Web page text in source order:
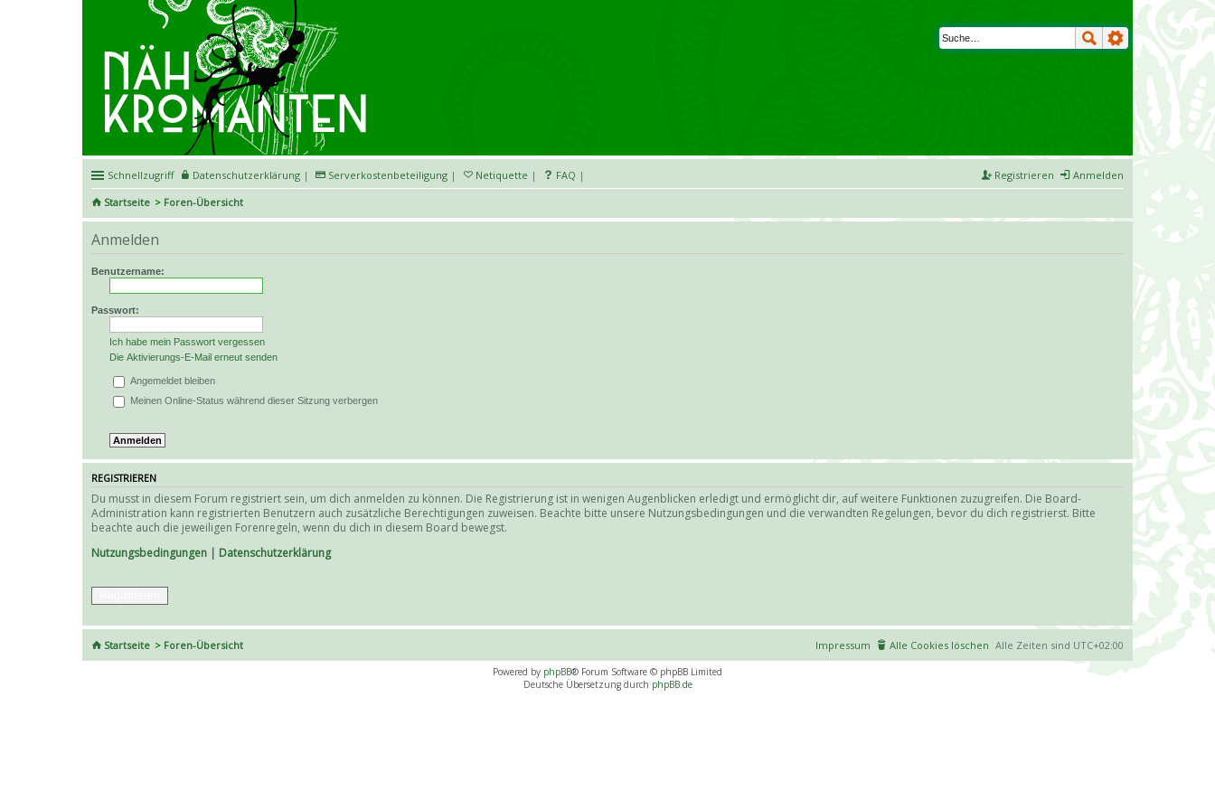
Schnellzugriff Datenschutzerklärung | Serverkostenbeteiligung | Netiquette | FAQ | Anmelden
Registrieren
Startseite
Foren-Übersicht
Anmelden
Benutzername:
Passwort:
Ich habe mein Passwort vergessen
Die Aktivierungs-E-Mail erneut senden
Angemeldet bleiben
Meinen Online-Status während dieser Sitzung verbergen
REGISTRIEREN
Du musst in diesem Forum registriert sein, um dich anmelden zu können. Die Registrierung ist in wenigen Augenblicken erledigt und ermöglicht dir, auf weitere Funktionen zuzugreifen. Die Board-
Administration kann registrierten Benutzern auch zusätzliche Berechtigungen zuweisen. Beachte bitte unsere Nutzungsbedingungen und die verwandten Regelungen, bevor du dich registrierst. Bitte
beachte auch die jeweiligen Forenregeln, wenn du dich in diesem Board bewegst.
Nutzungsbedingungen
Datenschutzerklärung
Startseite Foren-Übersicht Alle Zeiten sind UTC+02:00
Alle Cookies löschen
Impressum
Powered by phpBB® Forum Software © phpBB Limited
Deutsche Übersetzung durch phpBB.de